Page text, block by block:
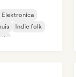
Elektronica
Indie folk